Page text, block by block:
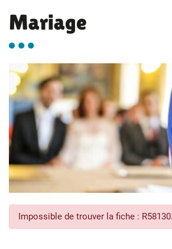
Mariage
Impossible de trouver la fiche :